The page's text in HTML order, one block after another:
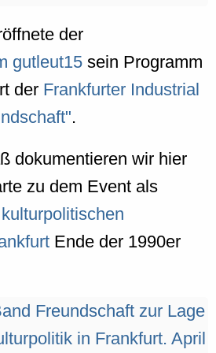
der
gutleut15 sein Programm
der Frankfurter Industrial
.
dokumentieren wir hier
zu dem Event als
kulturpolitischen
Ende der 1990er